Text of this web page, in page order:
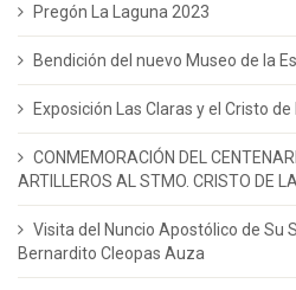
Pregón La Laguna 2023
Bendición del nuevo Museo de la
Exposición Las Claras y el Cristo de
CONMEMORACIÓN DEL
ARTILLEROS AL STMO. CRISTO DE
Visita del Nuncio Apostólico de Su
Bernardito Cleopas Auza